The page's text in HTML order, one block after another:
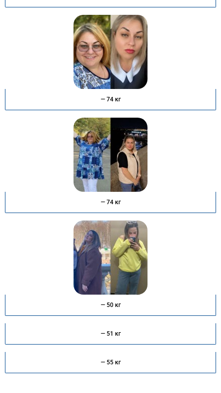
— 74 кг
— 74 кг
— 50 кг
— 51 кг
— 55 кг